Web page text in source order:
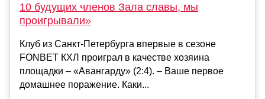
10 будущих членов Зала славы, мы
проигрывали»
Клуб из Санкт-Петербурга впервые в сезоне
FONBET КХЛ проиграл в качестве хозяина
площадки – «Авангарду» (2:4). – Ваше первое
домашнее поражение. Каки...